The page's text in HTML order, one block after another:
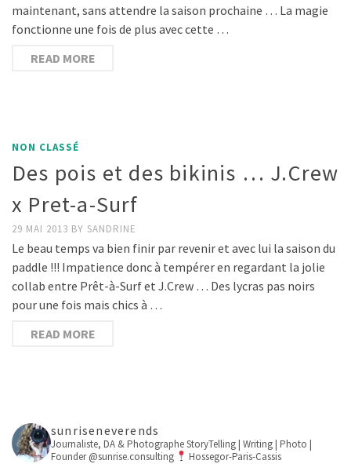
maintenant, sans attendre la saison prochaine … La magie
fonctionne une fois de plus avec cette …
READ MORE
NON CLASSÉ
Des pois et des bikinis … J.Crew
x Pret-a-Surf
29 MAI 2013 BY SANDRINE
Le beau temps va bien finir par revenir et avec lui la saison du
paddle !!! Impatience donc à tempérer en regardant la jolie
collab entre Prêt-à-Surf et J.Crew … Des lycras pas noirs
pour une fois mais chics à …
READ MORE
sunriseneverends
Journaliste, DA & PhotographeStoryTelling | Writing | Photo |
Founder @sunrise.consulting
Hossegor-Paris-Cassis